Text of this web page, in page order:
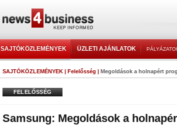
SAJTÓKÖZLEMÉNYEK ÜZLETI AJÁNLATOK
SAJTÓKÖZLEMÉNYEK | Felelősség | Megoldások a holnapért
FELELŐSSÉG
Samsung: Megoldások a